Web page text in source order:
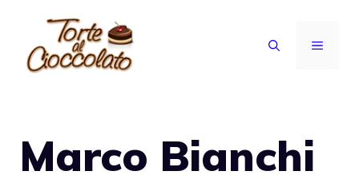
contenuto
MENU
Marco Bianchi